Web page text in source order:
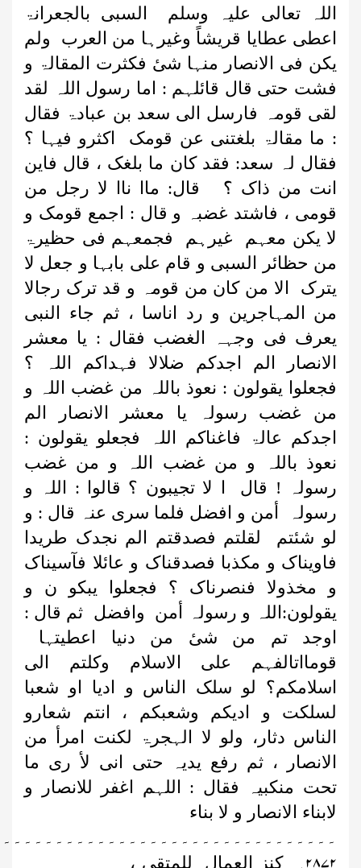
اللہ تعالی علیہ وسلم السبی بالجعرانۃ
اعطی عطایا قریشاً وغیرہا من العرب ولم
یکن فی الانصار منہا شیٔ فکثرت المقالۃ و
فشت حتی قال قائلہم : اما رسول اللہ لقد
لقی قومہ فارسل الی سعد بن عبادۃ فقال
: ما مقالۃ بلغتنی عن قومک اکثرو فیہا ؟
فقال لہ سعد: فقد کان ما بلغک ، قال فاین
انت من ذاک ؟َ قال: ماا ناا لا رجل من
قومی ، فاشتد غضبہ و قال : اجمع قومک و
لا یکن معہم غیرہم فجمعہم فی حظیرۃ
من حظائر السبی و قام علی بابہا و جعل لا
یترک الا من کان من قومہ و قد ترک رجالا
من المہاجرین و رد اناسا ، ثم جاء النبی
یعرف فی وجہہ الغضب فقال : یا معشر
الانصار الم اجدکم ضلالا فہداکم اللہ ؟
فجعلوا یقولون : نعوذ باللہ من غضب اللہ و
من غضب رسولہ یا معشر الانصار الم
اجدکم عالۃ فاغناکم اللہ فجعلو یقولون :
نعوذ باللہ و من غضب اللہ و من غضب
رسولہ ! قال ا لا تجیبون ؟ قالوا : اللہ و
رسولہ أمن و افضل فلما سری عنہ قال : و
لو شئتم لقلتم فصدقتم الم نجدک طریدا
فاویناک و مکذبا فصدقناک و عائلا فآسیناک
و مخذولا فنصرناک ؟ فجعلوا یبکو ن و
یقولون:اللہ و رسولہ أمن وافضل ثم قال :
اوجد تم من شیٔ من دنیا اعطیتہا
قومااتالفہم علی الاسلام وکلتم الی
اسلامکم؟ لو سلک الناس و ادیا او شعبا
لسلکت و ادیکم وشعبکم ، انتم شعارو
الناس دثار، ولو لا الہجرۃ لکنت امرأ من
الانصار ، ثم رفع یدیہ حتی انی لأ ری ما
تحت منکبیہ فقال : اللہم اغفر للانصار و
لابناء الانصار و لا بناء
۔ کنز العمال للمتقی ،